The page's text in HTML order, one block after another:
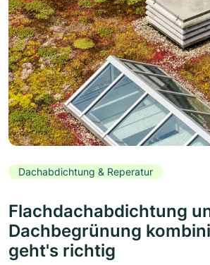
Dachabdichtung & Reperatur
Flachdachabdichtung
Dachbegrünung
geht's richtig